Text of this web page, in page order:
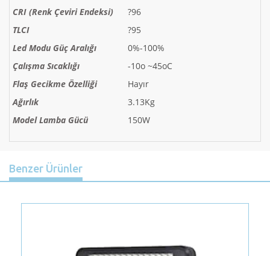
CRI (Renk Çeviri Endeksi)
?96
TLCI
?95
Led Modu Güç Aralığı
0%-100%
Çalışma Sıcaklığı
-10o ~45oC
Flaş Gecikme Özelliği
Hayır
Ağırlık
3.13Kg
Model Lamba Gücü
150W
Benzer Ürünler